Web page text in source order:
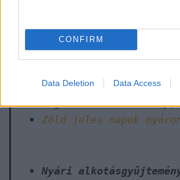
CONFIRM
Data Deletion Data Access
Barlangok világnapja
Nap napja
(a nyári
legközelebbi vasárnap)
Zöld jeles napok
Nyári